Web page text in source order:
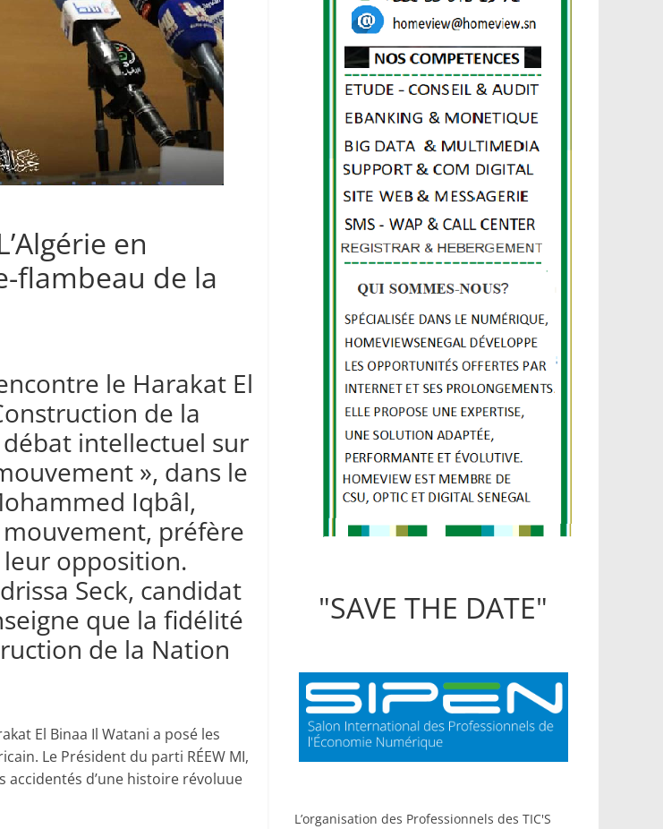
en
flambeau de la
le Harakat El
de la
débat intellectuel sur
», dans le
Iqbâl,
préfère
opposition.
Seck, candidat
que la fidélité
de la Nation
El Binaa Il Watani a posé les
Le Président du parti RÉEW MI,
accidentés d’une histoire révoluue
"SAVE THE DATE"
L’organisation des Professionnels des TIC'S